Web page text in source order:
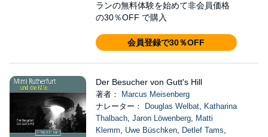
ランの無料体験を始めて非会員価格
の30％OFF で購入
会員登録で30％OFF
Der Besucher von Gutt's Hill
著者：
Marcus Meisenberg
ナレーター：
Douglas Welbat, Katharina
Thalbach, Jaron Löwenberg, Matti
Klemm, Uwe Büschken, Detlef Tams,